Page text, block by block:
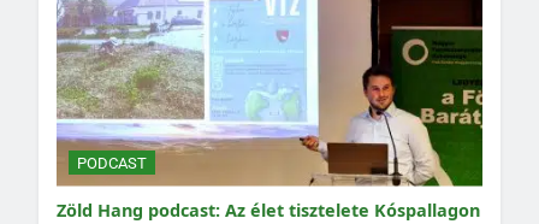
PODCAST
Zöld Hang podcast: Az élet tisztelete Kóspallagon